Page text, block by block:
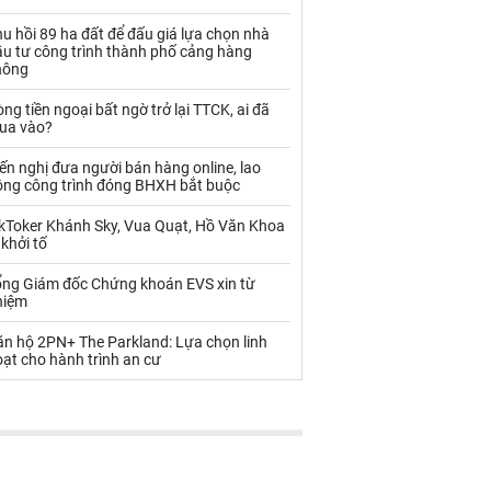
Palladium Phân bón
Rau - Củ -Quả Sắt thép
Sữa
Than Thức ăn chăn nuôi
Thủy hải sản khác Tôm
Vàng
VLXD khác Xăng dầu
Xi măng - Clynker
hồi 89 ha đất để đấu giá lựa chọn nhà
tư công trình thành phố cảng hàng
tiền ngoại bất ngờ trở lại TTCK, ai đã
vào?
nghị đưa người bán hàng online, lao
công trình đóng BHXH bắt buộc
Khánh Sky, Vua Quạt, Hồ Văn Khoa
khởi tố
Giám đốc Chứng khoán EVS xin từ
hộ 2PN+ The Parkland: Lựa chọn linh
cho hành trình an cư